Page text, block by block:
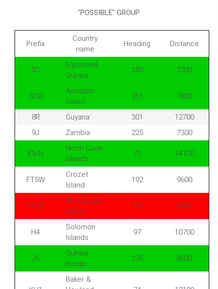
"POSSIBLE" GROUP
Prefix
Country
name
Heading Distance
3C
Equatorial
Guinea
250 7200
3C0
Annobon
Island
251 7800
8R Guyana 301
12700
9J
Zambia 225 7300
E5/N
North Cook
Islands
71 14100
FT5W
Crozet
Island
192 9600
FT5Z
Amsterdam
Island
173 8600
H4
Solomon
Islands
97 10700
J5
Guinea-
Bissau
276 8600
Baker &